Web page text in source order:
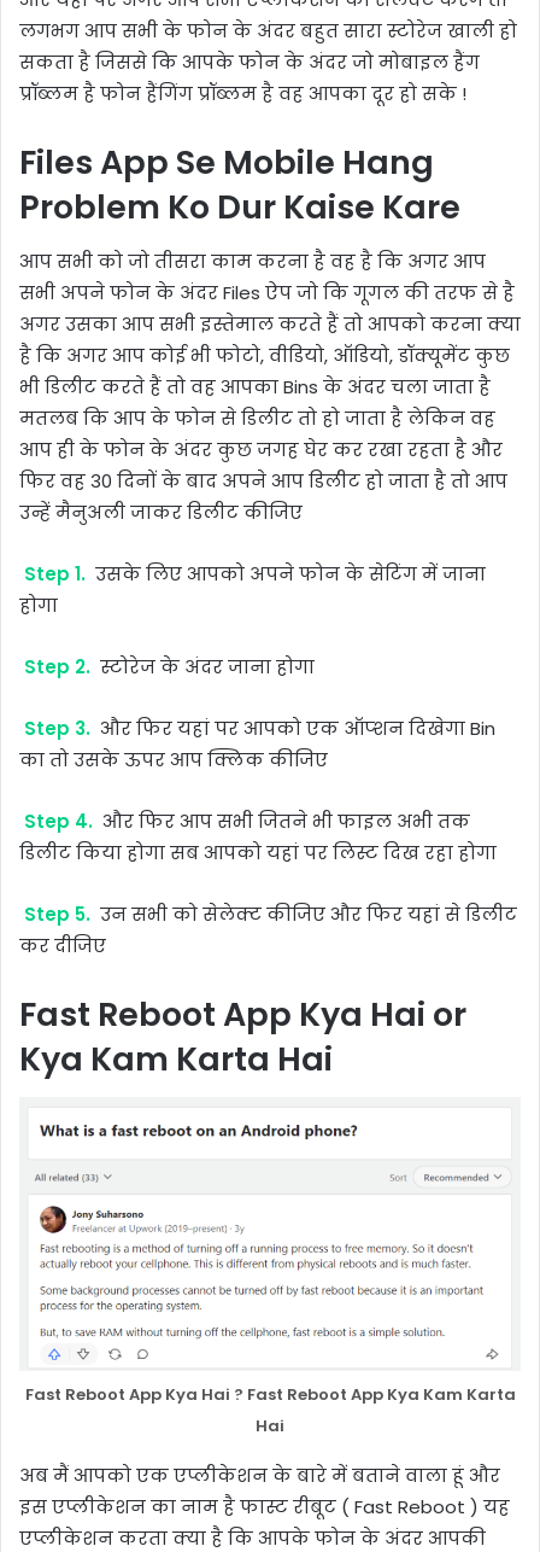
लगभग आप सभी के फोन के अंदर बहुत सारा स्टोरेज खाली हो
सकता है जिससे कि आपके फोन के अंदर जो मोबाइल हैंग
प्रॉब्लम है फोन हैंगिंग प्रॉब्लम है वह आपका दूर हो सके !
Files App Se Mobile Hang
Problem Ko Dur Kaise Kare
आप सभी को जो तीसरा काम करना है वह है कि अगर आप
सभी अपने फोन के अंदर Files ऐप जो कि गूगल की तरफ से है
अगर उसका आप सभी इस्तेमाल करते हैं तो आपको करना क्या
है कि अगर आप कोई भी फोटो, वीडियो, ऑडियो, डॉक्यूमेंट कुछ
भी डिलीट करते हैं तो वह आपका Bins के अंदर चला जाता है
मतलब कि आप के फोन से डिलीट तो हो जाता है लेकिन वह
आप ही के फोन के अंदर कुछ जगह घेर कर रखा रहता है और
फिर वह 30 दिनों के बाद अपने आप डिलीट हो जाता है तो आप
उन्हें मैनुअली जाकर डिलीट कीजिए
Step 1. उसके लिए आपको अपने फोन के सेटिंग में जाना
होगा
Step 2. स्टोरेज के अंदर जाना होगा
Step 3. और फिर यहां पर आपको एक ऑप्शन दिखेगा Bin
का तो उसके ऊपर आप क्लिक कीजिए
Step 4. और फिर आप सभी जितने भी फाइल अभी तक
डिलीट किया होगा सब आपको यहां पर लिस्ट दिख रहा होगा
Step 5. उन सभी को सेलेक्ट कीजिए और फिर यहां से डिलीट
कर दीजिए
Fast Reboot App Kya Hai or
Kya Kam Karta Hai
Fast Reboot App Kya Hai ? Fast Reboot App Kya Kam Karta
Hai
अब मैं आपको एक एप्लीकेशन के बारे में बताने वाला हूं और
इस एप्लीकेशन का नाम है फास्ट रीबूट ( Fast Reboot ) यह
एप्लीकेशन करता क्या है कि आपके फोन के अंदर आपकी